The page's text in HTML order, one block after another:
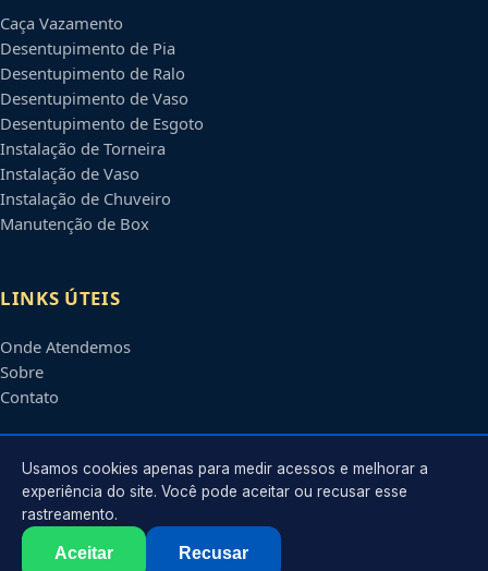
Caça Vazamento
Desentupimento de Pia
Desentupimento de Ralo
Desentupimento de Vaso
Desentupimento de Esgoto
Instalação de Torneira
Instalação de Vaso
Instalação de Chuveiro
Manutenção de Box
LINKS ÚTEIS
Onde Atendemos
Sobre
Contato
CONTATO
Atendimento em
contato@encanadoremanapolis.com.br
Usamos cookies apenas para medir acessos e melhorar a
experiência do site. Você pode aceitar ou recusar esse
rastreamento.
Aceitar Recusar